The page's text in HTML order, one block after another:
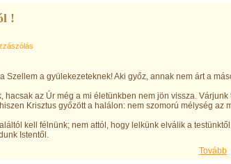
!
Szellem a gyülekezeteknek! Aki győz, annak nem árt a
hacsak az Úr még a mi életünkben nem jön vissza. Várjunk
Krisztus győzött a halálon: nem szomorú mélység az
kell félnünk; nem attól, hogy lelkünk elválik a
Istentől.
Tovább